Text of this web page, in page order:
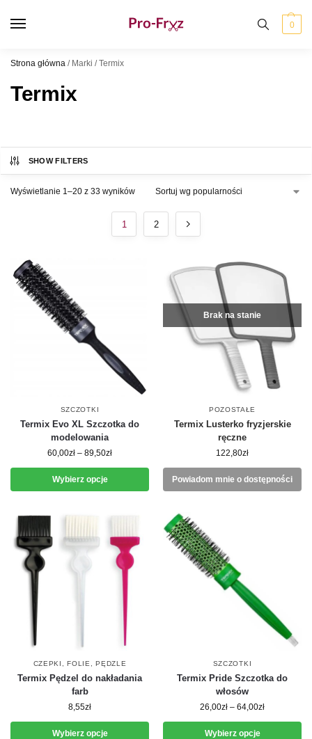
0
Strona główna / Marki /Termix
Termix
SHOW FILTERS
Wyświetlanie 1–20 z 33 wyników
1 2
SZCZOTKI
Termix Evo XL Szczotka do
modelowania
60,00zł – 89,50zł
Wybierz opcje
Brak na stanie
POZOSTAŁE
Termix Lusterko fryzjerskie
ręczne
122,80zł
Powiadom mnie o dostępności
CZEPKI, FOLIE, PĘDZLE
Termix Pędzel do nakładania
farb
8,55zł
Wybierz opcje
SZCZOTKI
Termix Pride Szczotka do
włosów
26,00zł – 64,00zł
Wybierz opcje